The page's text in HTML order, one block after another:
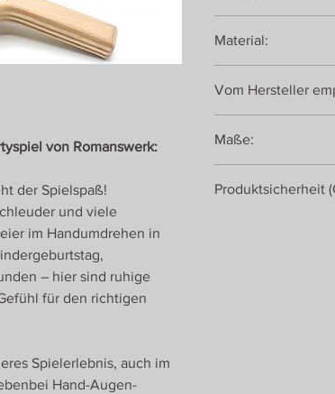
von Romanswerk:
der Spielspaß!
und viele
im Handumdrehen in
– hier sind ruhige
für den richtigen
Spielerlebnis, auch im
Hand-Augen-
Dieses Spiel
Variante. Es haben
der Produktion
unsauberer
Der Gummi von der
keine B-Ware!
Material:
Gummi
Vom Hersteller
Maße:
Filzbälle: Ø 2,5 cm
Produktsicherheit